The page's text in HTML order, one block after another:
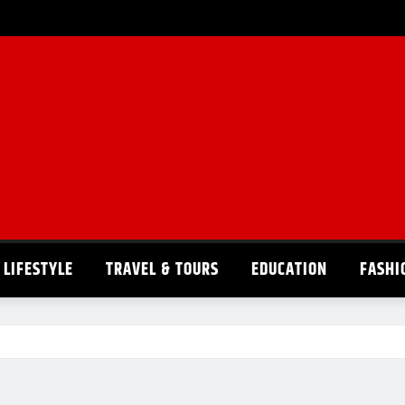
LIFESTYLE TRAVEL & TOURS EDUCATION